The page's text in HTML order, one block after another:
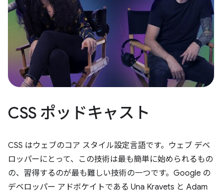
CSS ポッドキャスト
CSS はウェブのコア スタイル設定言語です。ウェブ デベ
ロッパーにとって、この技術は最も簡単に始められるもの
の、習得するのが最も難しい技術の一つです。Google の
デベロッパー アドボケイトである Una Kravets と Adam